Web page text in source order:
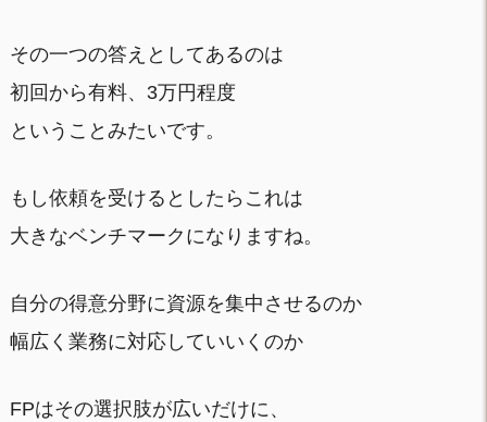
その一つの答えとしてあるのは
初回から有料、3万円程度
ということみたいです。
もし依頼を受けるとしたらこれは
大きなベンチマークになりますね。
自分の得意分野に資源を集中させるのか
幅広く業務に対応していいくのか
FPはその選択肢が広いだけに、